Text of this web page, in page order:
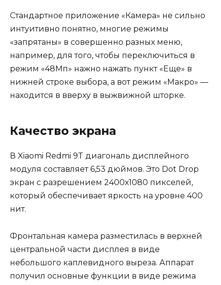
Стандартное приложение «Камера» не сильно
интуитивно понятно, многие режимы
«запрятаны» в совершенно разных меню,
например, для того, чтобы переключиться в
режим «48Мп» нажно нажать пункт «Еще» в
нижней строке выбора, а вот режим «Макро» —
находится в вверху в выжвижной шторке.
Качество экрана
В Xiaomi Redmi 9T диагональ дисплейного
модуля составляет 6,53 дюймов. Это Dot Drop
экран с разрешением 2400х1080 пикселей,
который обеспечивает яркость на уровне 400
нит.
Фронтальная камера разместилась в верхней
центральной части дисплея в виде
небольшого каплевидного выреза. Аппарат
получил основные функции в виде режима